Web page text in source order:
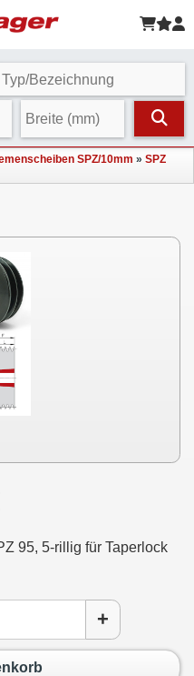
SPZ/10mm » SPZ
95, 5-rillig für Taperlock
+